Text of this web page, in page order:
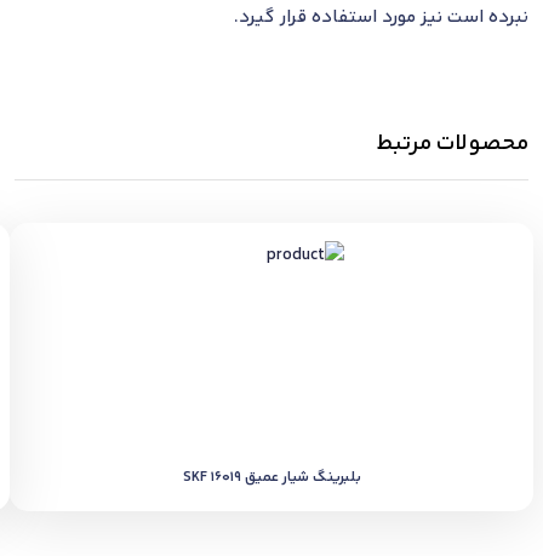
نبرده است نیز مورد استفاده قرار گیرد.
محصولات مرتبط
بلبرینگ شیار عمیق SKF 16019